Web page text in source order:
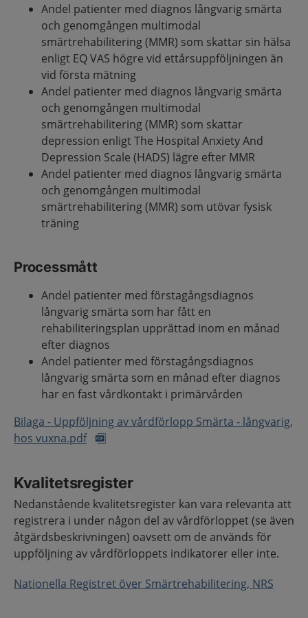
Andel patienter med diagnos långvarig smärta
och genomgången multimodal
smärtrehabilitering (MMR) som skattar sin hälsa
enligt EQ VAS högre vid ettårsuppföljningen än
vid första mätning
Andel patienter med diagnos långvarig smärta
och genomgången multimodal
smärtrehabilitering (MMR) som skattar
depression enligt The Hospital Anxiety And
Depression Scale (HADS) lägre efter MMR
Andel patienter med diagnos långvarig smärta
och genomgången multimodal
smärtrehabilitering (MMR) som utövar fysisk
träning
Processmått
Andel patienter med förstagångsdiagnos
långvarig smärta som har fått en
rehabiliteringsplan upprättad inom en månad
efter diagnos
Andel patienter med förstagångsdiagnos
långvarig smärta som en månad efter diagnos
har en fast vårdkontakt i primärvården
Bilaga - Uppföljning av vårdförlopp Smärta - långvarig,
hos vuxna.pdf
Kvalitetsregister
Nedanstående kvalitetsregister kan vara relevanta att
registrera i under någon del av vårdförloppet (se även
åtgärdsbeskrivningen) oavsett om de används för
uppföljning av vårdförloppets indikatorer eller inte.
Nationella Registret över Smärtrehabilitering, NRS